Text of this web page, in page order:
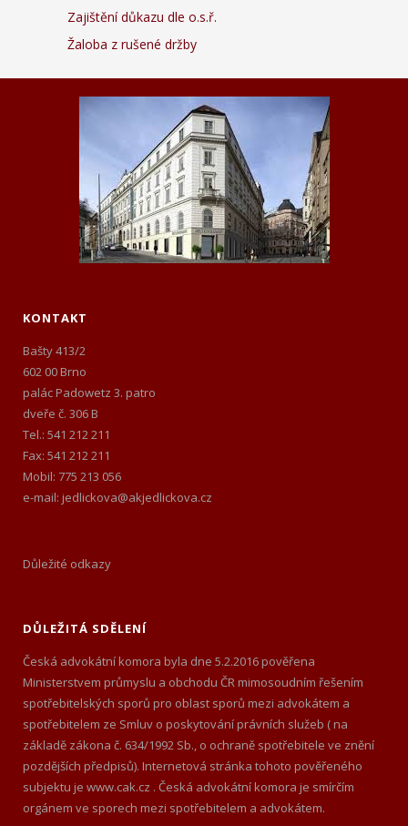
Zajištění důkazu dle o.s.ř.
Žaloba z rušené držby
KONTAKT
Bašty 413/2
602 00 Brno
palác Padowetz 3. patro
dveře č. 306 B
Tel.: 541 212 211
Fax: 541 212 211
Mobil: 775 213 056
e-mail: jedlickova@akjedlickova.cz
Důležité odkazy
DŮLEŽITÁ SDĚLENÍ
Česká advokátní komora byla dne 5.2.2016 pověřena
Ministerstvem průmyslu a obchodu ČR mimosoudním řešením
spotřebitelských sporů pro oblast sporů mezi advokátem a
spotřebitelem ze Smluv o poskytování právních služeb ( na
základě zákona č. 634/1992 Sb., o ochraně spotřebitele ve znění
pozdějších předpisů). Internetová stránka tohoto pověřeného
subjektu je www.cak.cz . Česká advokátní komora je smírčím
orgánem ve sporech mezi spotřebitelem a advokátem.